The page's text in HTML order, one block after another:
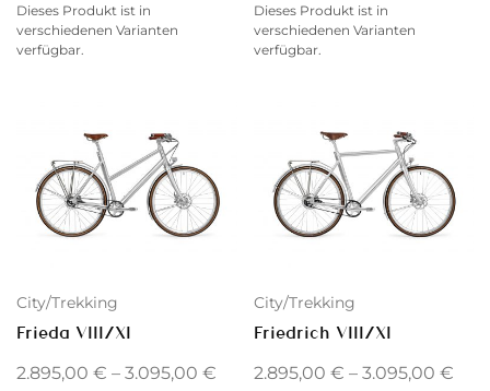
Dieses Produkt ist in
verschiedenen Varianten
verfügbar.
Dieses Produkt ist in
verschiedenen Varianten
verfügbar.
City/Trekking
Frieda VIII/XI
2.895,00 € – 3.095,00 €
City/Trekking
Friedrich VIII/XI
2.895,00 € – 3.095,00 €